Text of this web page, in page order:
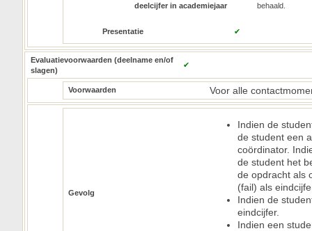
deelcijfer in academiejaar
behaald.
Presentatie ✔
Evaluatievoorwaarden (deelname en/of
slagen)
✔
Voorwaarden Voor alle
Gevolg
Indien de
de student een
coördinator.
de student het
de opdracht als
(fail) als
Indien de
eindcijfer.
Indien een